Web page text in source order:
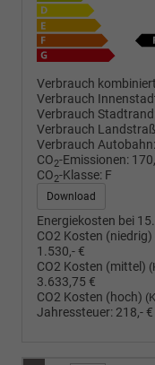
Verbrauch
Verbrauch
Verbrauch
Verbrauch
Verbrauch Autobahn:
CO2-Emissionen:
CO2-Klasse: F
Download
Energiekosten bei
CO2 Kosten (niedrig)
1.530,- €
CO2 Kosten (mittel)
3.633,75 €
CO2 Kosten (hoch)
Jahressteuer: 218,- €